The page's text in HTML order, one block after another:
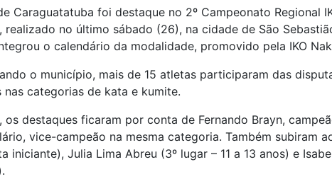
Caraguatatuba foi destaque no 2º Campeonato Regional
realizado no último sábado (26), na cidade de São
o calendário da modalidade, promovido pela IKO
o município, mais de 15 atletas participaram das
nas categorias de kata e kumite.
os destaques ficaram por conta de Fernando Brayn,
vice-campeão na mesma categoria. Também subiram
iniciante), Julia Lima Abreu (3º lugar – 11 a 13 anos) e